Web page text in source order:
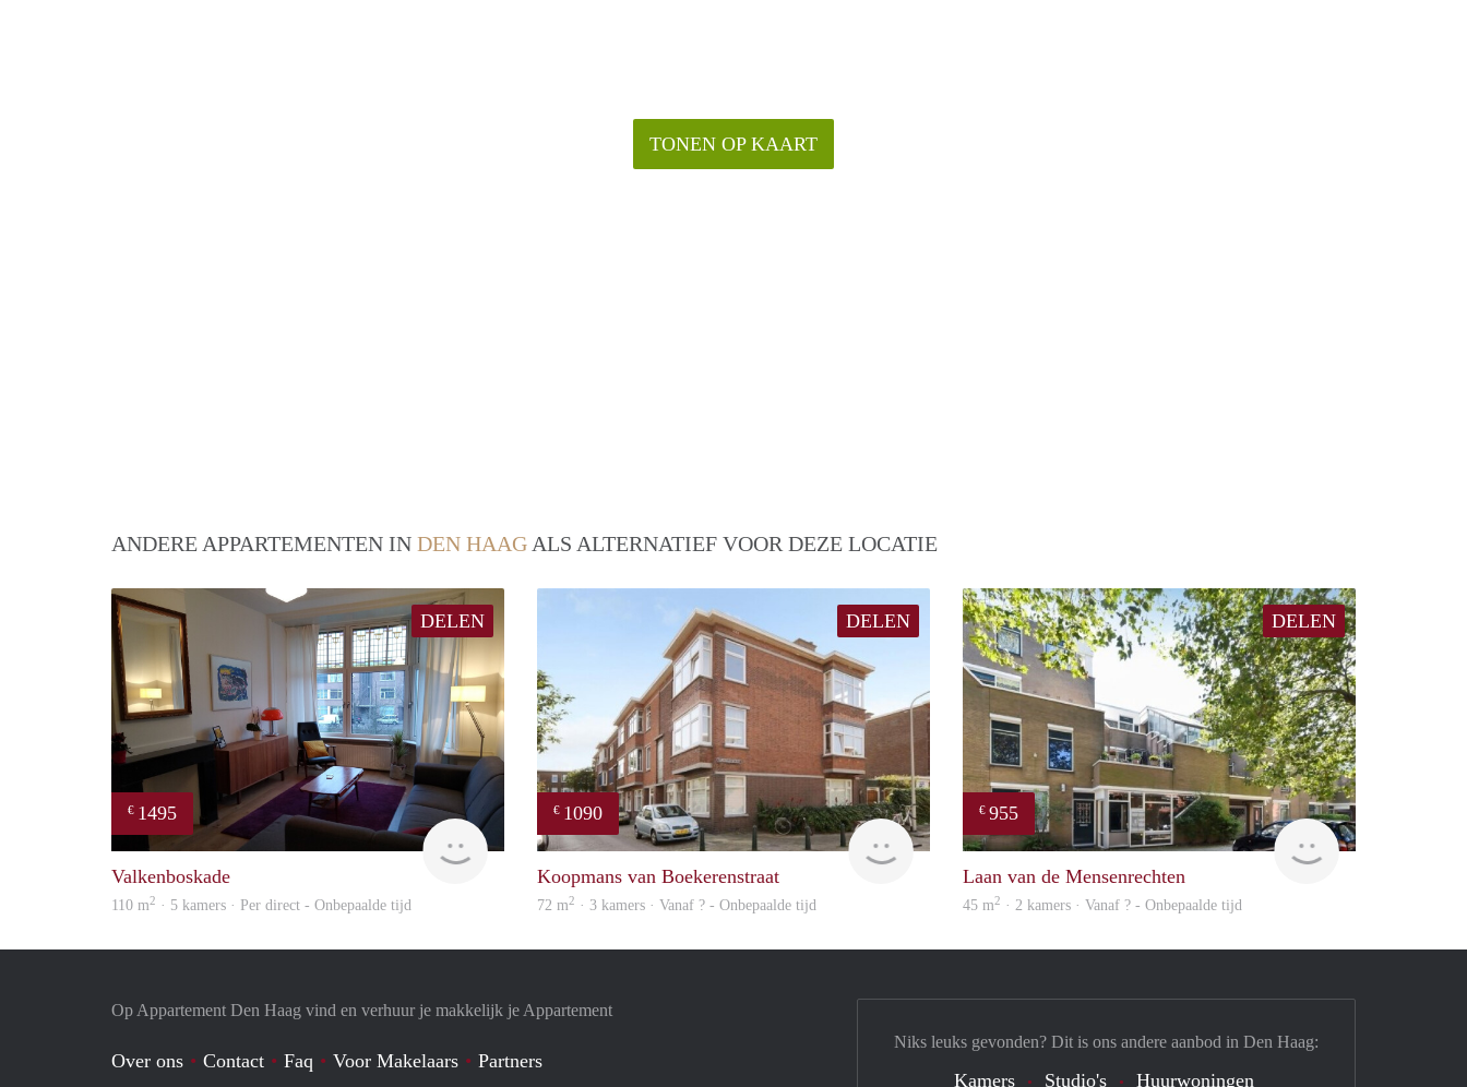
TONEN OP KAART
ANDERE APPARTEMENTEN IN DEN HAAG ALS ALTERNATIEF VOOR DEZE LOCATIE
DELEN
€ 1495
Valkenboskade
110 m2 · 5 kamers · Per direct - Onbepaalde tijd
DELEN
€ 1090
finder
Koopmans van Boekerenstraat
72 m2 · 3 kamers · Vanaf ? - Onbepaalde tijd
DELEN
€ 955
finder
Laan van de Mensenrechten
45 m2 · 2 kamers · Vanaf ? - Onbepaalde tijd
Op Appartement Den Haag vind en verhuur je makkelijk je Appartement
Over ons Contact Faq Voor Makelaars Partners
Niks leuks gevonden? Dit is ons andere aanbod in Den Haag:
Kamers Studio's Huurwoningen